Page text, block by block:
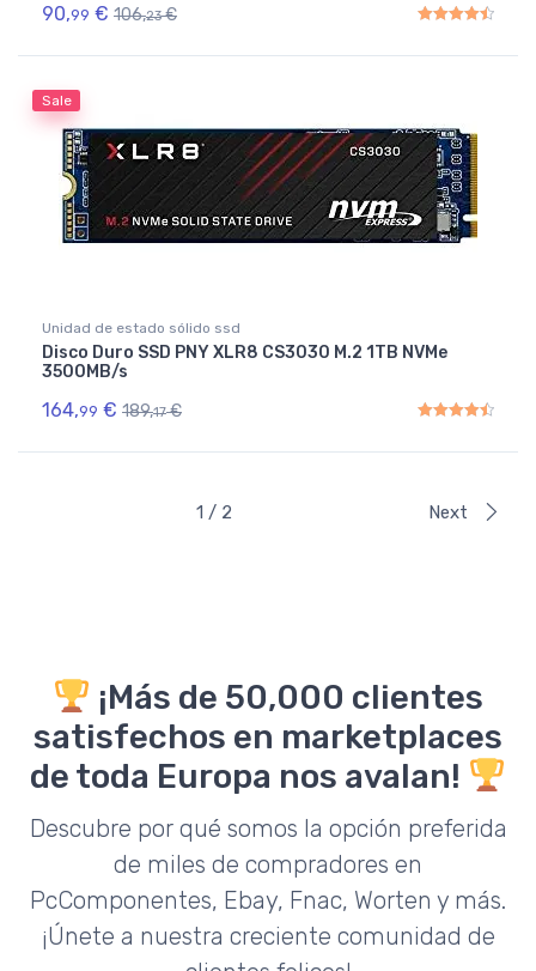
90,99 € 106,23 €
Sale
Unidad de estado sólido ssd
Disco Duro SSD PNY XLR8 CS3030 M.2 1TB NVMe
3500MB/s
164,99 € 189,17 €
1 / 2 Next
¡Más de 50,000 clientes
satisfechos en marketplaces
de toda Europa nos avalan!
Descubre por qué somos la opción preferida
de miles de compradores en
PcComponentes, Ebay, Fnac, Worten y más.
¡Únete a nuestra creciente comunidad de